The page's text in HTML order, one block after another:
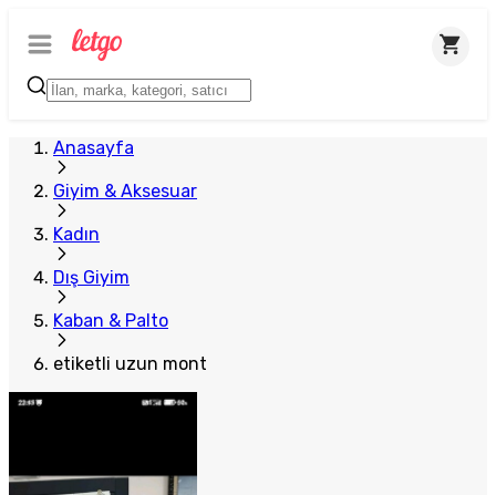
Anasayfa
Giyim & Aksesuar
Kadın
Dış Giyim
Kaban & Palto
etiketli uzun mont